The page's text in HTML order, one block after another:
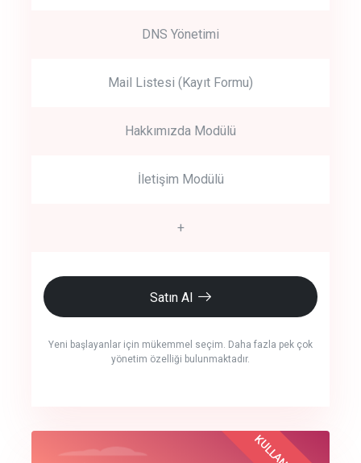
DNS Yönetimi
Mail Listesi (Kayıt Formu)
Hakkımızda Modülü
İletişim Modülü
+
Satın Al
Yeni başlayanlar için mükemmel seçim. Daha fazla pek çok
yönetim özelliği bulunmaktadır.
crm auto cync